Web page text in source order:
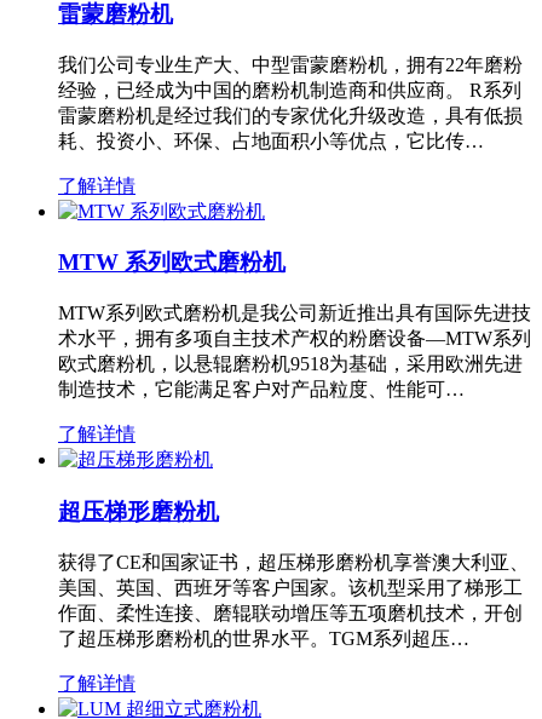
雷蒙磨粉机
我们公司专业生产大、中型雷蒙磨粉机，拥有22年磨粉
经验，已经成为中国的磨粉机制造商和供应商。 R系列
雷蒙磨粉机是经过我们的专家优化升级改造，具有低损
耗、投资小、环保、占地面积小等优点，它比传…
了解详情
MTW 系列欧式磨粉机
MTW系列欧式磨粉机是我公司新近推出具有国际先进技
术水平，拥有多项自主技术产权的粉磨设备—MTW系列
欧式磨粉机，以悬辊磨粉机9518为基础，采用欧洲先进
制造技术，它能满足客户对产品粒度、性能可…
了解详情
超压梯形磨粉机
获得了CE和国家证书，超压梯形磨粉机享誉澳大利亚、
美国、英国、西班牙等客户国家。该机型采用了梯形工
作面、柔性连接、磨辊联动增压等五项磨机技术，开创
了超压梯形磨粉机的世界水平。TGM系列超压…
了解详情